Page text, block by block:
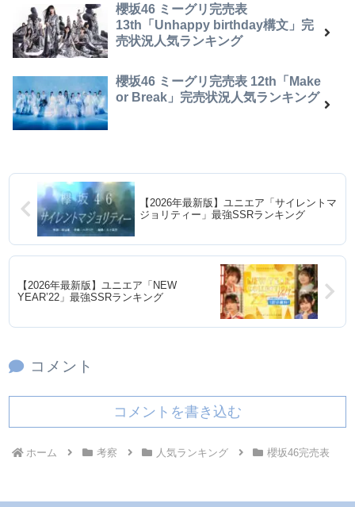
櫻坂46 ミーグリ完売表
13th「Unhappy birthday構文」完
売状況人気ランキング
櫻坂46 ミーグリ完売表 12th「Make
or Break」完売状況人気ランキング
【2026年最新版】ユニエア「サイレントマ
ジョリティー」最強SSRランキング
【2026年最新版】ユニエア「NEW
YEAR’22」最強SSRランキング
コメント
コメントを書き込む
ホーム 考察 人気ランキング 櫻坂46完売表